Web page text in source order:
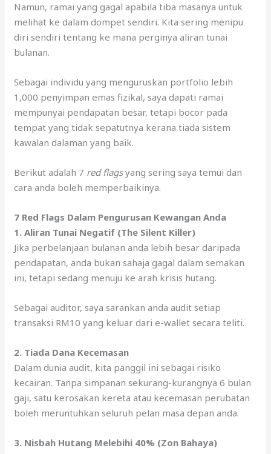
Namun, ramai yang gagal apabila tiba masanya untuk
melihat ke dalam dompet sendiri. Kita sering menipu
diri sendiri tentang ke mana perginya aliran tunai
bulanan.
Sebagai individu yang menguruskan portfolio lebih
1,000 penyimpan emas fizikal, saya dapati ramai
mempunyai pendapatan besar, tetapi bocor pada
tempat yang tidak sepatutnya kerana tiada sistem
kawalan dalaman yang baik.
Berikut adalah 7 red flagsyang sering saya temui dan
cara anda boleh memperbaikinya.
7 Red Flags Dalam Pengurusan Kewangan Anda
1. Aliran Tunai Negatif (The Silent Killer)
Jika perbelanjaan bulanan anda lebih besar daripada
pendapatan, anda bukan sahaja gagal dalam semakan
ini, tetapi sedang menuju ke arah krisis hutang.
Sebagai auditor, saya sarankan anda audit setiap
transaksi RM10 yang keluar dari e-wallet secara teliti.
2. Tiada Dana Kecemasan
Dalam dunia audit, kita panggil ini sebagai risiko
kecairan. Tanpa simpanan sekurang-kurangnya 6 bulan
gaji, satu kerosakan kereta atau kecemasan perubatan
boleh meruntuhkan seluruh pelan masa depan anda.
3. Nisbah Hutang Melebihi 40% (Zon Bahaya)